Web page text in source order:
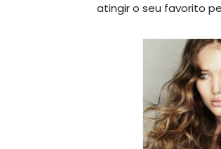
atingir o seu favorito